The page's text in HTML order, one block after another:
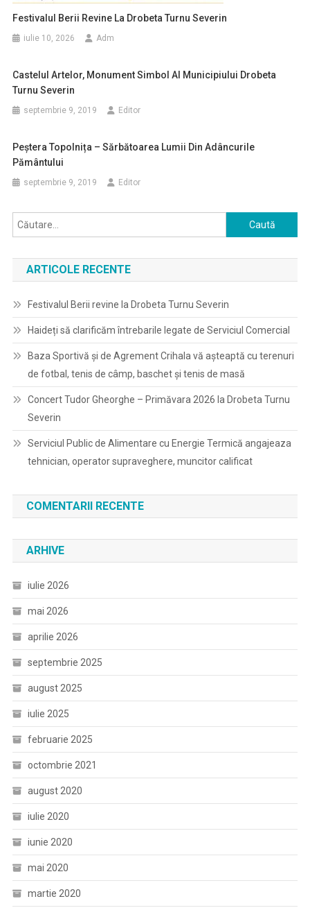
Festivalul Berii Revine La Drobeta Turnu Severin
iulie 10, 2026 Adm
Castelul Artelor, Monument Simbol Al Municipiului Drobeta
Turnu Severin
septembrie 9, 2019 Editor
Peștera Topolnița – Sărbătoarea Lumii Din Adâncurile
Pământului
septembrie 9, 2019 Editor
Caută
după:
ARTICOLE RECENTE
Festivalul Berii revine la Drobeta Turnu Severin
Haideți să clarificăm întrebarile legate de Serviciul Comercial
Baza Sportivă și de Agrement Crihala vă așteaptă cu terenuri
de fotbal, tenis de câmp, baschet și tenis de masă
Concert Tudor Gheorghe – Primăvara 2026 la Drobeta Turnu
Severin
Serviciul Public de Alimentare cu Energie Termică angajeaza
tehnician, operator supraveghere, muncitor calificat
COMENTARII RECENTE
ARHIVE
iulie 2026
mai 2026
aprilie 2026
septembrie 2025
august 2025
iulie 2025
februarie 2025
octombrie 2021
august 2020
iulie 2020
iunie 2020
mai 2020
martie 2020